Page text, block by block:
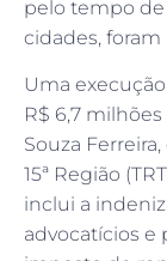
pelo tempo
cidades, foram
Uma
R$ 6,7
Souza
15ª Região
inclui a
advocatícios e